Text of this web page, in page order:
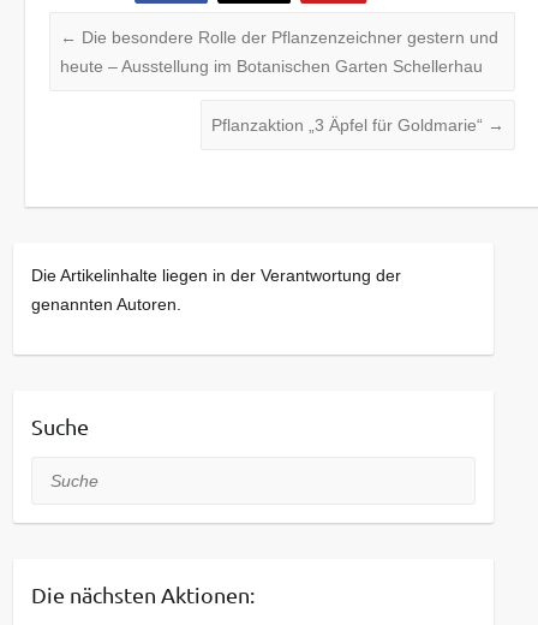
← Die besondere Rolle der Pflanzenzeichner gestern und
heute – Ausstellung im Botanischen Garten Schellerhau
Pflanzaktion „3 Äpfel für Goldmarie“ →
Die Artikelinhalte liegen in der Verantwortung der
genannten Autoren.
Suche
Suche
Die nächsten Aktionen: